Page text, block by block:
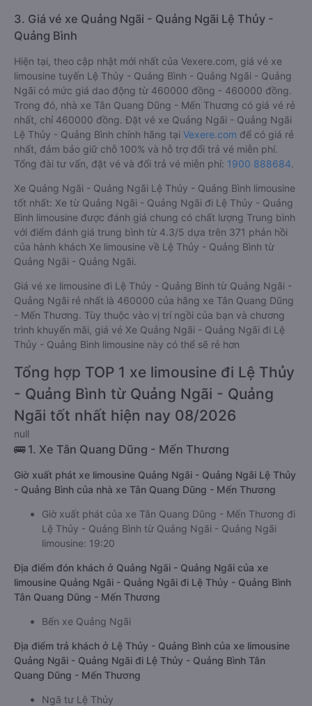
3. Giá vé xe Quảng Ngãi - Quảng Ngãi Lệ Thủy -
Quảng Bình
Hiện tại, theo cập nhật mới nhất của Vexere.com, giá vé xe
limousine tuyến Lệ Thủy - Quảng Bình - Quảng Ngãi - Quảng
Ngãi có mức giá dao động từ 460000 đồng - 460000 đồng.
Trong đó, nhà xe Tân Quang Dũng - Mến Thương có giá vé rẻ
nhất, chỉ 460000 đồng. Đặt vé xe Quảng Ngãi - Quảng Ngãi
Lệ Thủy - Quảng Bình chính hãng tại Vexere.com để có giá rẻ
nhất, đảm bảo giữ chỗ 100% và hỗ trợ đổi trả vé miễn phí.
Tổng đài tư vấn, đặt vé và đổi trả vé miễn phí: 1900 888684.
Xe Quảng Ngãi - Quảng Ngãi Lệ Thủy - Quảng Bình limousine
tốt nhất: Xe từ Quảng Ngãi - Quảng Ngãi đi Lệ Thủy - Quảng
Bình limousine được đánh giá chung có chất lượng Trung bình
với điểm đánh giá trung bình từ 4.3/5 dựa trên 371 phản hồi
của hành khách Xe limousine về Lệ Thủy - Quảng Bình từ
Quảng Ngãi - Quảng Ngãi.
Giá vé xe limousine đi Lệ Thủy - Quảng Bình từ Quảng Ngãi -
Quảng Ngãi rẻ nhất là 460000 của hãng xe Tân Quang Dũng
- Mến Thương. Tùy thuộc vào vị trí ngồi của bạn và chương
trình khuyến mãi, giá vé Xe Quảng Ngãi - Quảng Ngãi đi Lệ
Thủy - Quảng Bình limousine này có thể sẽ rẻ hơn
Tổng hợp TOP 1 xe limousine đi Lệ Thủy
- Quảng Bình từ Quảng Ngãi - Quảng
Ngãi tốt nhất hiện nay 08/2026
null
🚌 1. Xe Tân Quang Dũng - Mến Thương
Giờ xuất phát xe limousine Quảng Ngãi - Quảng Ngãi Lệ Thủy
- Quảng Bình của nhà xe Tân Quang Dũng - Mến Thương
Giờ xuất phát của xe Tân Quang Dũng - Mến Thương đi
Lệ Thủy - Quảng Bình từ Quảng Ngãi - Quảng Ngãi
limousine: 19:20
Địa điểm đón khách ở Quảng Ngãi - Quảng Ngãi của xe
limousine Quảng Ngãi - Quảng Ngãi đi Lệ Thủy - Quảng Bình
Tân Quang Dũng - Mến Thương
Bến xe Quảng Ngãi
Địa điểm trả khách ở Lệ Thủy - Quảng Bình của xe limousine
Quảng Ngãi - Quảng Ngãi đi Lệ Thủy - Quảng Bình Tân
Quang Dũng - Mến Thương
Ngã tư Lệ Thủy